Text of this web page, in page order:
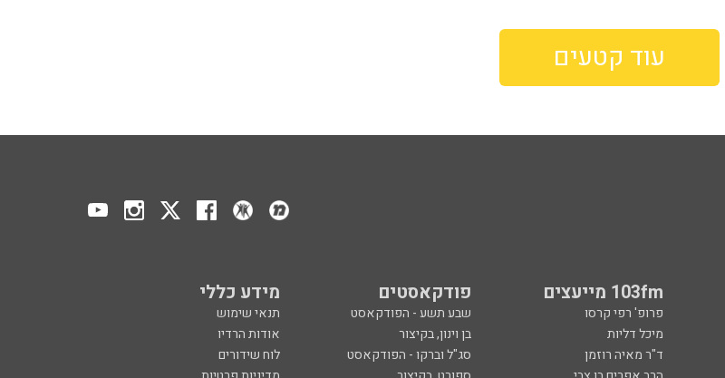
עוד קטעים
103fm מייעצים פודקאסטים מידע כללי
פרופ' רפי קרסו שבע תשע - הפודקאסט
תנאי שימוש
מיכל דליות בן וינון, בקיצור
אודות הרדיו
ד"ר מאיה רוזמן סג"ל וברקו - הפודקאסט
לוח שידורים